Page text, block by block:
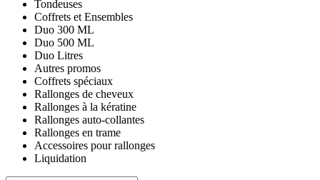
Tondeuses
Coffrets et Ensembles
Duo 300 ML
Duo 500 ML
Duo Litres
Autres promos
Coffrets spéciaux
Rallonges de cheveux
Rallonges à la kératine
Rallonges auto-collantes
Rallonges en trame
Accessoires pour rallonges
Liquidation